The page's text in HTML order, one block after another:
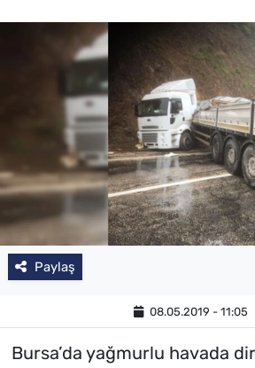
Paylaş
08.05.2019 - 11:05
Bursa’da yağmurlu havada